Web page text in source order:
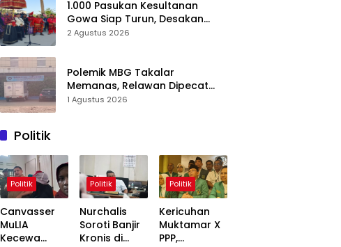
1.000 Pasukan Kesultanan
Gowa Siap Turun, Desakan
Cabut Perda LAD Menguat
2 Agustus 2026
Polemik MBG Takalar
Memanas, Relawan Dipecat
Sepihak? BGN Mulai Bongkar
1 Agustus 2026
Politik
Politik
Canvasser
MuLIA
Kecewa
Politik
Nurchalis
Soroti Banjir
Kronis di
Politik
Kericuhan
Muktamar X
PPP,